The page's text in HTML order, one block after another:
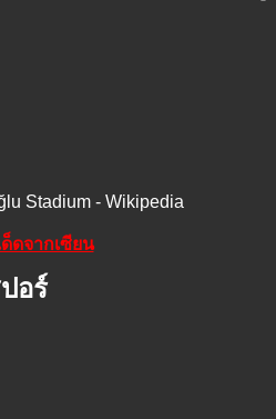
ดจากเซียน
อร์